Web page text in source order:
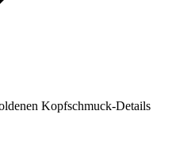
Kopfschmuck-Details